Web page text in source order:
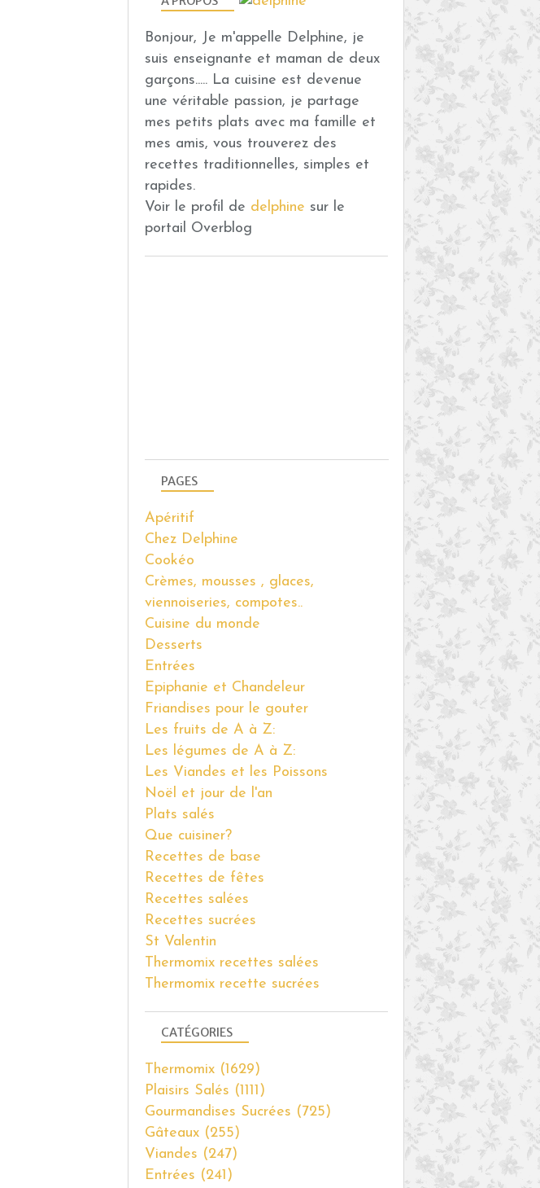
Bonjour, Je m'appelle Delphine, je
suis enseignante et maman de deux
garçons..... La cuisine est devenue
une véritable passion, je partage
mes petits plats avec ma famille et
mes amis, vous trouverez des
recettes traditionnelles, simples et
rapides.
Voir le profil de delphine sur le
portail Overblog
PAGES
Apéritif
Chez Delphine
Cookéo
Crèmes, mousses , glaces,
viennoiseries, compotes..
Cuisine du monde
Desserts
Entrées
Epiphanie et Chandeleur
Friandises pour le gouter
Les fruits de A à Z:
Les légumes de A à Z:
Les Viandes et les Poissons
Noël et jour de l'an
Plats salés
Que cuisiner?
Recettes de base
Recettes de fêtes
Recettes salées
Recettes sucrées
St Valentin
Thermomix recettes salées
Thermomix recette sucrées
CATÉGORIES
Thermomix (1629)
Plaisirs Salés (1111)
Gourmandises Sucrées (725)
Gâteaux (255)
Viandes (247)
Entrées (241)